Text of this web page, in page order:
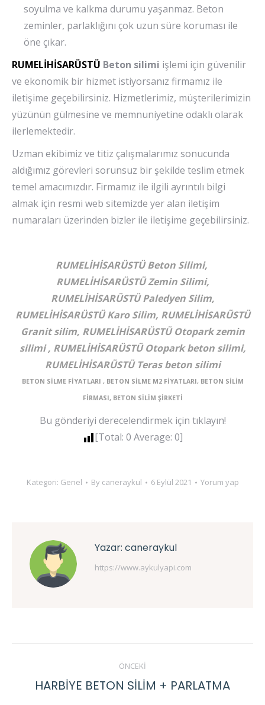
soyulma ve kalkma durumu yaşanmaz. Beton
zeminler, parlaklığını çok uzun süre koruması ile
öne çıkar.
RUMELİHİSARÜSTÜ Beton silimi işlemi için güvenilir
ve ekonomik bir hizmet istiyorsanız firmamız ile
iletişime geçebilirsiniz. Hizmetlerimiz, müşterilerimizin
yüzünün gülmesine ve memnuniyetine odaklı olarak
ilerlemektedir.
Uzman ekibimiz ve titiz çalışmalarımız sonucunda
aldığımız görevleri sorunsuz bir şekilde teslim etmek
temel amacımızdır. Firmamız ile ilgili ayrıntılı bilgi
almak için resmi web sitemizde yer alan iletişim
numaraları üzerinden bizler ile iletişime geçebilirsiniz.
RUMELİHİSARÜSTÜ Beton Silimi,
RUMELİHİSARÜSTÜ Zemin Silimi,
RUMELİHİSARÜSTÜ Paledyen Silim,
RUMELİHİSARÜSTÜ Karo Silim, RUMELİHİSARÜSTÜ
Granit silim, RUMELİHİSARÜSTÜ Otopark zemin
silimi , RUMELİHİSARÜSTÜ Otopark beton silimi,
RUMELİHİSARÜSTÜ Teras beton silimi
BETON SİLME FİYATLARI , BETON SİLME M2 FİYATLARI, BETON SİLİM
FİRMASI, BETON SİLİM ŞİRKETİ
Bu gönderiyi derecelendirmek için tıklayın!
[Total: 0 Average: 0]
Kategori: Genel By caneraykul 6 Eylül 2021 Yorum yap
Yazar: caneraykul
https://www.aykulyapi.com
navigation
ÖNCEKI
Previous
HARBİYE BETON SİLİM + PARLATMA